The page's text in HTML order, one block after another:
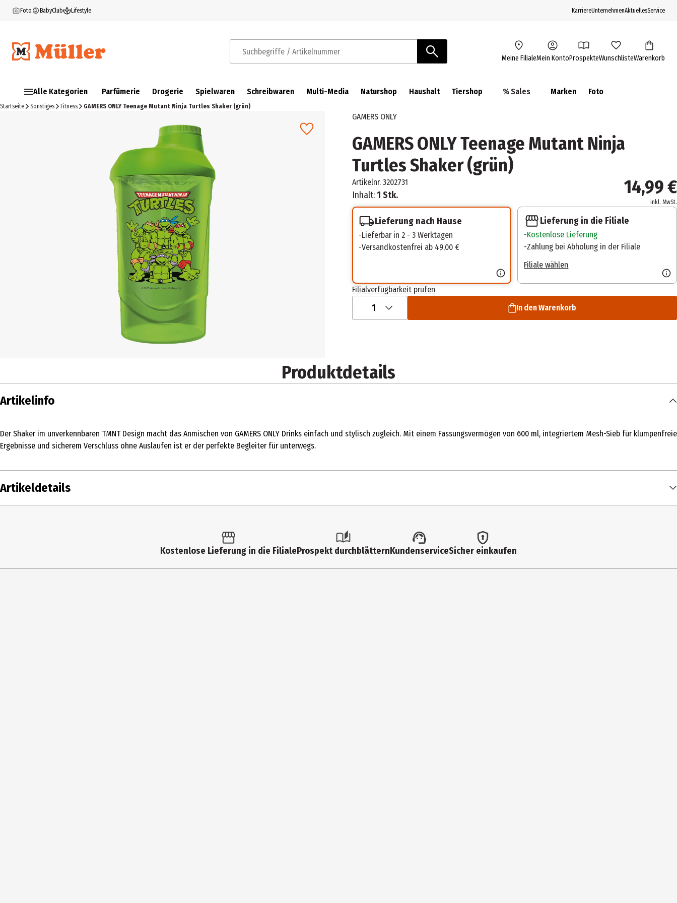
Foto BabyClub Lifestyle KarriereUnternehmenAktuellesService
Suchbegriffe / Artikelnummer Meine FilialeMein KontoProspekteWunschlisteWarenkorb
Alle Kategorien Parfümerie Drogerie Spielwaren Schreibwaren Multi-Media Naturshop Haushalt Tiershop % Sales Marken Foto
Startseite Sonstiges Fitness GAMERS ONLY Teenage Mutant Ninja Turtles Shaker (grün)
GAMERS ONLY
GAMERS ONLY Teenage Mutant Ninja
Turtles Shaker (grün)
Artikelnr. 3202731
Inhalt:1 Stk. 14,99 €
inkl. MwSt.
Lieferung nach Hause
Lieferbar in 2 - 3 Werktagen
Versandkostenfrei ab 49,00 €
Lieferung in die Filiale
Kostenlose Lieferung
Zahlung bei Abholung in der Filiale
Filiale wählen
Filialverfügbarkeit prüfen
1 In den Warenkorb
Produktdetails
Artikelinfo
Der Shaker im unverkennbaren TMNT Design macht das Anmischen von GAMERS ONLY Drinks einfach und stylisch zugleich. Mit einem Fassungsvermögen von 600 ml, integriertem Mesh-Sieb für klumpenfreie
Ergebnisse und sicherem Verschluss ohne Auslaufen ist er der perfekte Begleiter für unterwegs.
Artikeldetails
Sonstiges
Fassungsvermögen: 600 ml spülmaschinenfest
Kostenlose Lieferung in die FilialeProspekt durchblätternKundenserviceSicher einkaufen